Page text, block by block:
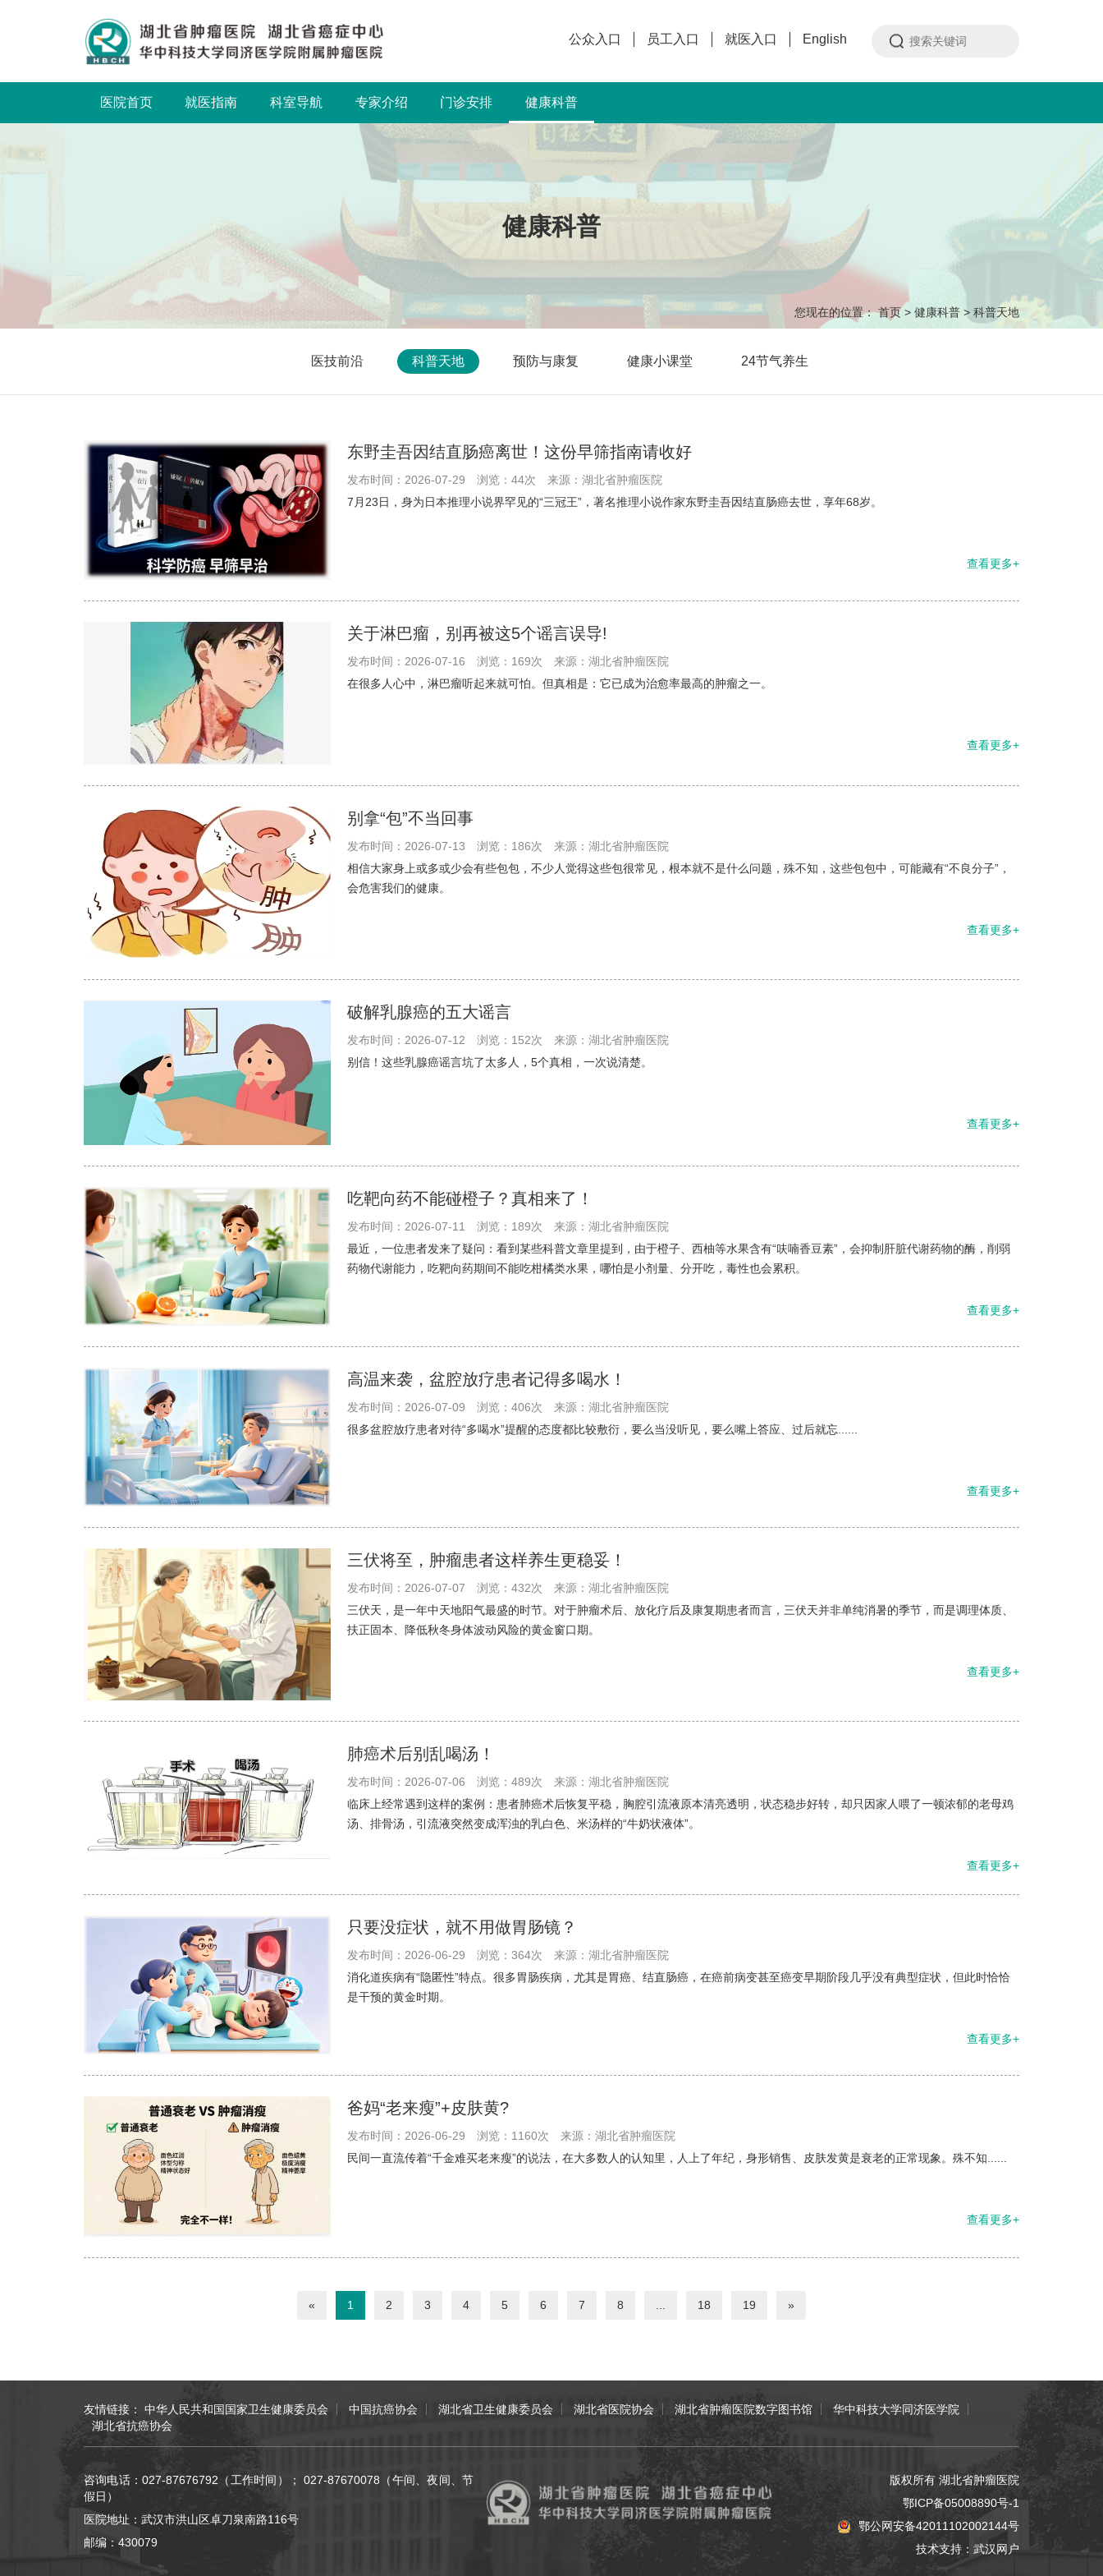
公众入口 员工入口 就医入口 English
医院首页 就医指南 科室导航 专家介绍 门诊安排 健康科普
健康科普
您现在的位置： 首页> 健康科普 > 科普天地
医技前沿 科普天地 预防与康复 健康小课堂 24节气养生
东野圭吾因结直肠癌离世！这份早筛指南请收好
发布时间：2026-07-29 浏览：44次
来源：湖北省肿瘤医院
7月23日，身为日本推理小说界罕见的“三冠王”，著名推理小说作家东野圭吾因结直肠癌去世，享年68岁。
查看更多+
关于淋巴瘤，别再被这5个谣言误导!
发布时间：2026-07-16 浏览：169次
来源：湖北省肿瘤医院
在很多人心中，淋巴瘤听起来就可怕。但真相是：它已成为治愈率最高的肿瘤之一。
查看更多+
别拿“包”不当回事
发布时间：2026-07-13 浏览：186次
来源：湖北省肿瘤医院
相信大家身上或多或少会有些包包，不少人觉得这些包很常见，根本就不是什么问题，殊不知，这些包包中，可能藏有“不良分子”，
会危害我们的健康。
查看更多+
破解乳腺癌的五大谣言
发布时间：2026-07-12 浏览：152次
来源：湖北省肿瘤医院
别信！这些乳腺癌谣言坑了太多人，5个真相，一次说清楚。
查看更多+
吃靶向药不能碰橙子？真相来了！
发布时间：2026-07-11 浏览：189次
来源：湖北省肿瘤医院
最近，一位患者发来了疑问：看到某些科普文章里提到，由于橙子、西柚等水果含有“呋喃香豆素”，会抑制肝脏代谢药物的酶，削弱
药物代谢能力，吃靶向药期间不能吃柑橘类水果，哪怕是小剂量、分开吃，毒性也会累积。
查看更多+
高温来袭，盆腔放疗患者记得多喝水！
发布时间：2026-07-09 浏览：406次
来源：湖北省肿瘤医院
很多盆腔放疗患者对待“多喝水”提醒的态度都比较敷衍，要么当没听见，要么嘴上答应、过后就忘......
查看更多+
三伏将至，肿瘤患者这样养生更稳妥！
发布时间：2026-07-07 浏览：432次
来源：湖北省肿瘤医院
三伏天，是一年中天地阳气最盛的时节。对于肿瘤术后、放化疗后及康复期患者而言，三伏天并非单纯消暑的季节，而是调理体质、
扶正固本、降低秋冬身体波动风险的黄金窗口期。
查看更多+
肺癌术后别乱喝汤！
发布时间：2026-07-06 浏览：489次
来源：湖北省肿瘤医院
临床上经常遇到这样的案例：患者肺癌术后恢复平稳，胸腔引流液原本清亮透明，状态稳步好转，却只因家人喂了一顿浓郁的老母鸡
汤、排骨汤，引流液突然变成浑浊的乳白色、米汤样的“牛奶状液体”。
查看更多+
只要没症状，就不用做胃肠镜？
发布时间：2026-06-29 浏览：364次
来源：湖北省肿瘤医院
消化道疾病有“隐匿性”特点。很多胃肠疾病，尤其是胃癌、结直肠癌，在癌前病变甚至癌变早期阶段几乎没有典型症状，但此时恰恰
是干预的黄金时期。
查看更多+
爸妈“老来瘦”+皮肤黄?
发布时间：2026-06-29 浏览：1160次
来源：湖北省肿瘤医院
民间一直流传着“千金难买老来瘦”的说法，在大多数人的认知里，人上了年纪，身形销售、皮肤发黄是衰老的正常现象。殊不知......
查看更多+
« 1 2 3 4 5 6 7 8 18 19 »
友情链接： 中华人民共和国国家卫生健康委员会 中国抗癌协会 湖北省卫生健康委员会 湖北省医院协会 湖北省肿瘤医院数字图书馆
华中科技大学同济医学院
湖北省抗癌协会
咨询电话：027-87676792（工作时间）； 027-87670078（午间、夜间、节
假日）
医院地址：武汉市洪山区卓刀泉南路116号
邮编：430079
版权所有 湖北省肿瘤医院
鄂ICP备05008890号-1
鄂公网安备42011102002144号
技术支持： 武汉网户